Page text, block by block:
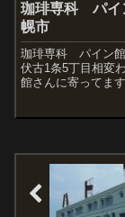
珈琲専科 パイ
幌市
珈琲専科 パイン
伏古1条5丁目相変
館さんに寄ってます